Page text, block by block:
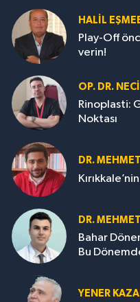
HALIL
Play-Off
verin!
OP. DR.
Rinoplasti:
Noktası
DR.
DR.
Bahar
Bu
YENER